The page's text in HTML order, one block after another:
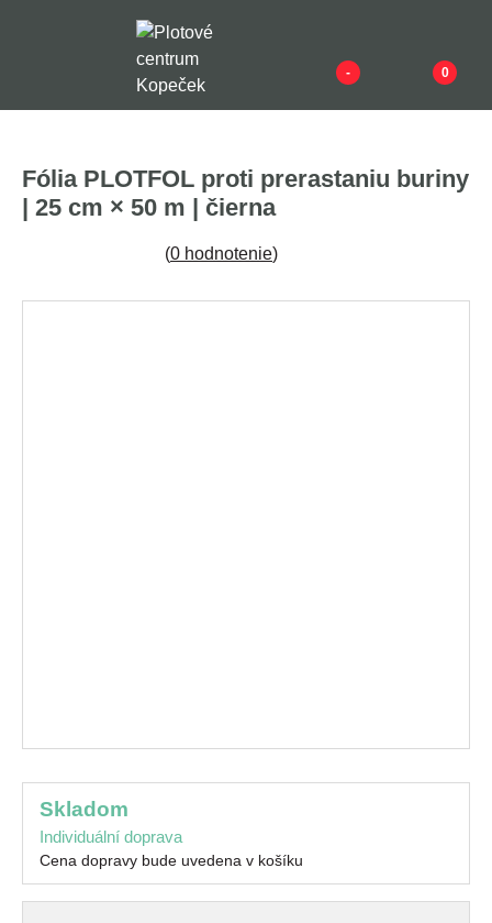
- 0
Fólia PLOTFOL proti prerastaniu buriny
| 25 cm × 50 m | čierna
(0 hodnotenie)
skladom
Individuální doprava
Cena dopravy bude uvedena v košíku